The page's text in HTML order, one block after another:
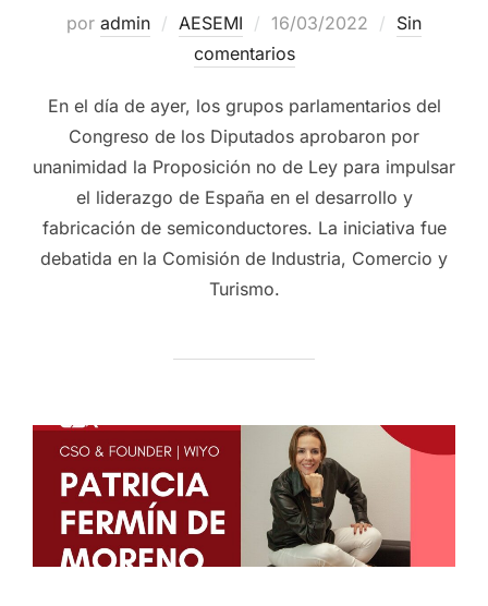
por admin AESEMI 16/03/2022
Sin
comentarios
En el día de ayer, los grupos parlamentarios del
Congreso de los Diputados aprobaron por
unanimidad la Proposición no de Ley para impulsar
el liderazgo de España en el desarrollo y
fabricación de semiconductores. La iniciativa fue
debatida en la Comisión de Industria, Comercio y
Turismo.